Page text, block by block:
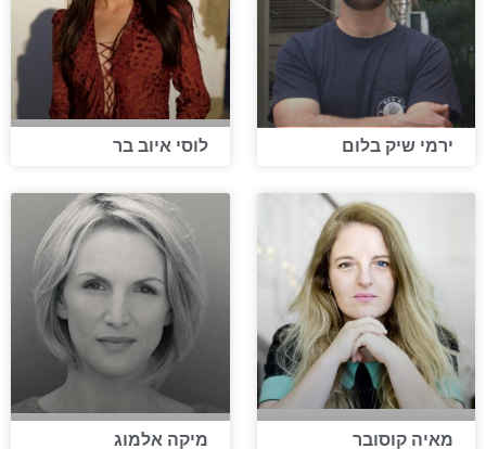
ירמי שיק בלום לוסי איוב בר
מאיה קוסובר מיקה אלמוג